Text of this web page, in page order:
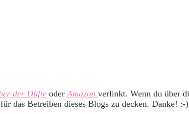
der Düfte oderAmazon verlinkt. Wenn du über
das Betreiben dieses Blogs zu decken. Danke! :-)